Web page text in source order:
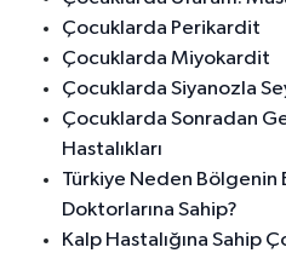
Çocuklarda Perikardit
Çocuklarda Miyokardit
Çocuklarda Siyanozla
Çocuklarda Sonradan
Hastalıkları
Türkiye Neden Bölgenin
Doktorlarına Sahip?
Kalp Hastalığına Sahip